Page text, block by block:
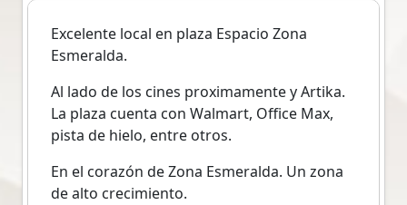
Excelente local en plaza Espacio Zona
Esmeralda.
Al lado de los cines proximamente y Artika.
La plaza cuenta con Walmart, Office Max,
pista de hielo, entre otros.
En el corazón de Zona Esmeralda. Un zona
de alto crecimiento.